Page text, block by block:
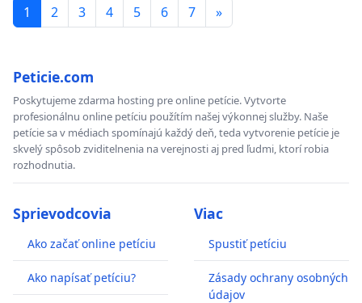
1 2 3 4 5 6 7 »
Peticie.com
Poskytujeme zdarma hosting pre online petície. Vytvorte
profesionálnu online petíciu použítím našej výkonnej služby. Naše
petície sa v médiach spomínajú každý deň, teda vytvorenie petície je
skvelý spôsob zviditelnenia na verejnosti aj pred ľudmi, ktorí robia
rozhodnutia.
Sprievodcovia
Ako začať online petíciu
Ako napísať petíciu?
Viac
Spustiť petíciu
Zásady ochrany osobných
údajov